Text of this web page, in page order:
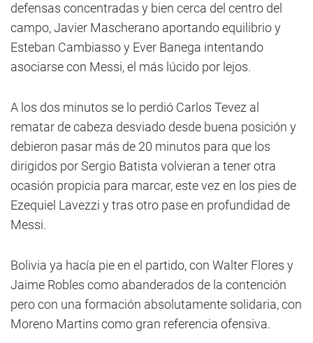
defensas concentradas y bien cerca del centro del
campo, Javier Mascherano aportando equilibrio y
Esteban Cambiasso y Ever Banega intentando
asociarse con Messi, el más lúcido por lejos.
A los dos minutos se lo perdió Carlos Tevez al
rematar de cabeza desviado desde buena posición y
debieron pasar más de 20 minutos para que los
dirigidos por Sergio Batista volvieran a tener otra
ocasión propicia para marcar, este vez en los pies de
Ezequiel Lavezzi y tras otro pase en profundidad de
Messi.
Bolivia ya hacía pie en el partido, con Walter Flores y
Jaime Robles como abanderados de la contención
pero con una formación absolutamente solidaria, con
Moreno Martins como gran referencia ofensiva.